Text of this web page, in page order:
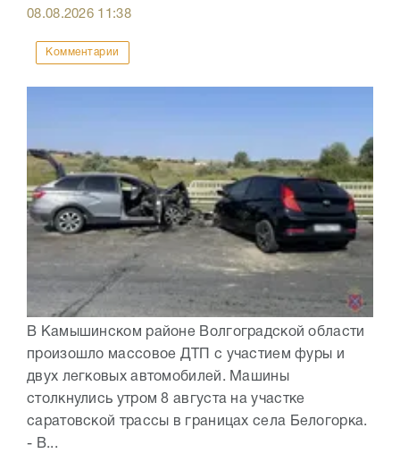
08.08.2026 11:38
Комментарии
В Камышинском районе Волгоградской области
произошло массовое ДТП с участием фуры и
двух легковых автомобилей. Машины
столкнулись утром 8 августа на участке
саратовской трассы в границах села Белогорка.
- В...